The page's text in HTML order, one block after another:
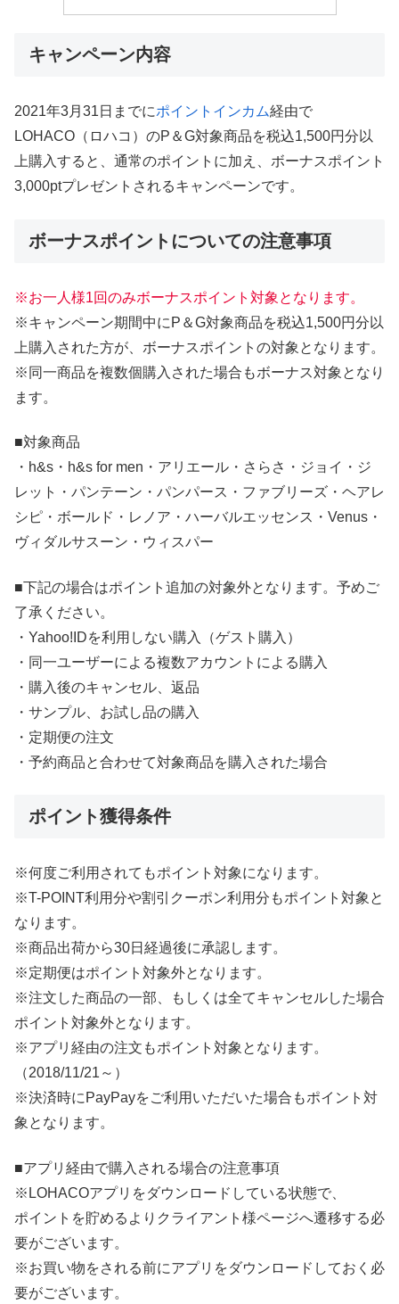
キャンペーン内容
2021年3月31日までにポイントインカム経由で
LOHACO（ロハコ）のP＆G対象商品を税込1,500円分以
上購入すると、通常のポイントに加え、ボーナスポイント
3,000ptプレゼントされるキャンペーンです。
ボーナスポイントについての注意事項
※お一人様1回のみボーナスポイント対象となります。
※キャンペーン期間中にP＆G対象商品を税込1,500円分以
上購入された方が、ボーナスポイントの対象となります。
※同一商品を複数個購入された場合もボーナス対象となり
ます。
■対象商品
・h&s・h&s for men・アリエール・さらさ・ジョイ・ジ
レット・パンテーン・パンパース・ファブリーズ・ヘアレ
シピ・ボールド・レノア・ハーバルエッセンス・Venus・
ヴィダルサスーン・ウィスパー
■下記の場合はポイント追加の対象外となります。予めご
了承ください。
・Yahoo!IDを利用しない購入（ゲスト購入）
・同一ユーザーによる複数アカウントによる購入
・購入後のキャンセル、返品
・サンプル、お試し品の購入
・定期便の注文
・予約商品と合わせて対象商品を購入された場合
ポイント獲得条件
※何度ご利用されてもポイント対象になります。
※T-POINT利用分や割引クーポン利用分もポイント対象と
なります。
※商品出荷から30日経過後に承認します。
※定期便はポイント対象外となります。
※注文した商品の一部、もしくは全てキャンセルした場合
ポイント対象外となります。
※アプリ経由の注文もポイント対象となります。
（2018/11/21～）
※決済時にPayPayをご利用いただいた場合もポイント対
象となります。
■アプリ経由で購入される場合の注意事項
※LOHACOアプリをダウンロードしている状態で、
ポイントを貯めるよりクライアント様ページへ遷移する必
要がございます。
※お買い物をされる前にアプリをダウンロードしておく必
要がございます。